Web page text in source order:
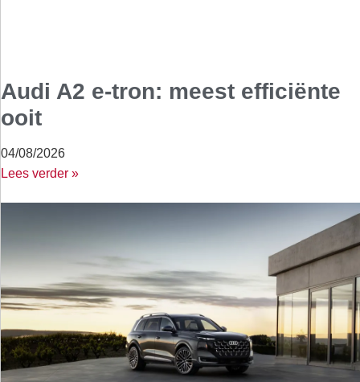
Audi A2 e-tron: meest efficiënte
ooit
04/08/2026
Lees verder »